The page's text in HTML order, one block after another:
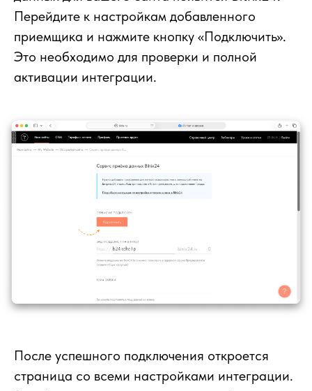
Перейдите к настройкам добавленного
приемщика и нажмите кнопку «Подключить».
Это необходимо для проверки и полной
активации интеграции.
После успешного подключения откроется
страница со всеми настройками интеграции.